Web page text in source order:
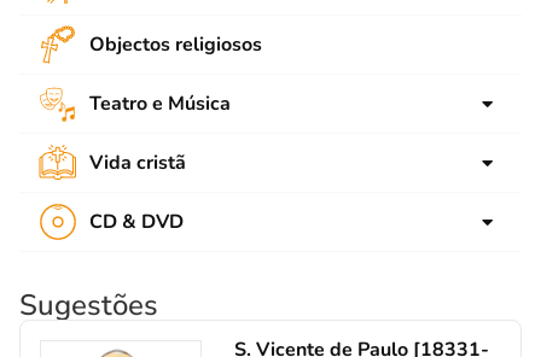
Catequese de Crianças
Catequese de Jovens
Formação de Catequistas
Educar aos Valores
Escola
Tempo livre
Advento
Quaresma
Páscoa
Devoção
Sacramentos
Objectos religiosos
Teatro e Música
MúsicaVida cristã
Cultura cristã
Propostas pastorais
CD & DVD
DVD
Sugestões
S. Vicente de Paulo [18331-